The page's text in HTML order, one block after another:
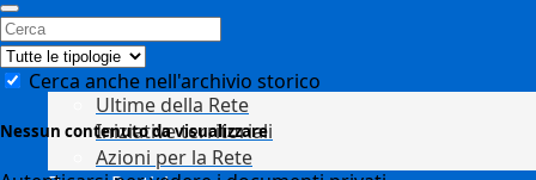
Ultime della Rete
Iniziative territoriali
Azioni per la Rete
Cerca anche nell'archivio storico
Nessun contenuto da visualizzare